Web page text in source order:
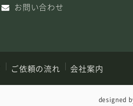
お問い合わせ
ご依頼の流れ 会社案内
designed